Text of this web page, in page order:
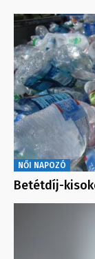
NŐI NAPOZÓ
Betétdíj-